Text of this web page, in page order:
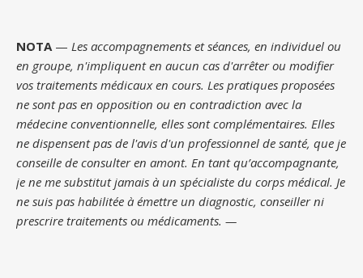
NOTA— Les accompagnements et séances, en individuel ou
en groupe, n'impliquent en aucun cas d'arrêter ou modifier
vos traitements médicaux en cours. Les pratiques proposées
ne sont pas en opposition ou en contradiction avec la
médecine conventionnelle, elles sont complémentaires. Elles
ne dispensent pas de l'avis d'un professionnel de santé, que je
conseille de consulter en amont. En tant qu’accompagnante,
je ne me substitut jamais à un spécialiste du corps médical. Je
ne suis pas habilitée à émettre un diagnostic, conseiller ni
prescrire traitements ou médicaments. —